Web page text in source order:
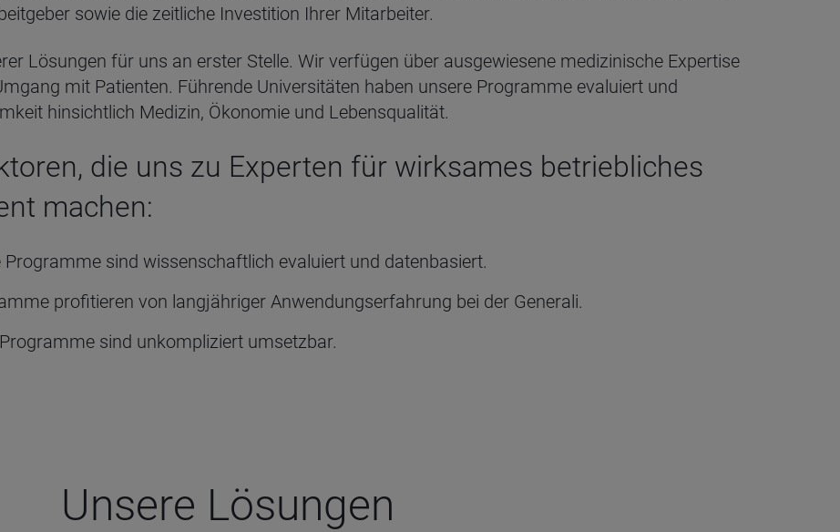
sowie die zeitliche Investition Ihrer Mitarbeiter.
Lösungen für uns an erster Stelle. Wir verfügen über ausgewiesene medizinische Expertise
mit Patienten. Führende Universitäten haben unsere Programme evaluiert und
hinsichtlich Medizin, Ökonomie und Lebensqualität.
die uns zu Experten für wirksames betriebliches
machen:
Programme sind wissenschaftlich evaluiert und datenbasiert.
profitieren von langjähriger Anwendungserfahrung bei der Generali.
sind unkompliziert umsetzbar.
Unsere Lösun­gen